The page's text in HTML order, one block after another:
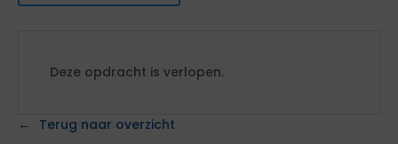
Deze opdracht is verlopen.
Terug naar overzicht